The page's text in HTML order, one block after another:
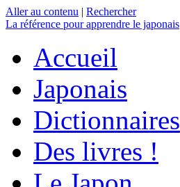
Aller au contenu | Rechercher
La référence pour apprendre le japonais
Accueil
Japonais
Dictionnaires
Des livres !